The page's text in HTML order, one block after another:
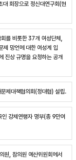
대 회장으로 정신대연구회(현
를 비롯한 37개 여성단체,
제 망언에 대한 여성계 입
진상 규명을 요청하는 공개
제대책협의회(정대협) 설립.
강제연행자 명부(총 9만여
원, 참의원 예산위원회에서